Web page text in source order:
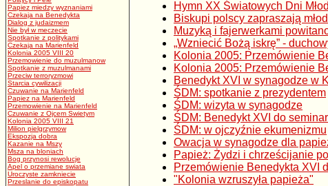
Papiez miedzy wyznaniami
Czekaja na Benedykta
Dialog z judaizmem
Nie był w meczecie
Spotkanie z politykami
Czekaja na Marienfeld
Kolonia 2005 VIII 20
Przemowienie do muzulmanow
Spotkanie z muzulmanami
Przeciw terroryzmowi
Starcia cywilizacji
Czuwanie na Marienfeld
Papiez na Marienfeld
Przemowienie na Marienfeld
Czuwanie z Ojcem Swietym
Kolonia 2005 VIII 21
Milion pielgrzymow
Ekspozja dobra
Kazanie na Mszy
Msza na bloniach
Bog przynosi rewolucje
Apel o przemiane swiata
Uroczyste zamkniecie
Przeslanie do episkopatu
Hymn XX Światowych Dni
Biskupi polscy zapraszają
Muzyką i fajerwerkami
„Wzniecić Bożą iskrę” -
Kolonia 2005: Przemówienie
Kolonia 2005: Przemówienie
Benedykt XVI w synagodze w
ŚDM: spotkanie z prezydentem
ŚDM: wizyta w synagodze
ŚDM: Benedykt XVI do
ŚDM: w ojczyźnie ekumenizmu
Owacja w synagodze dla
Papież: Żydzi i chrześcijanie
Przemówienie Benedykta XVI
"Kolonia wzruszyła papieża"